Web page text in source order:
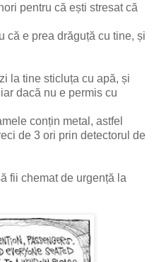
pentru că ești stresat că
că e prea drăguță cu tine, și
la tine sticluța cu apă, și
dacă nu e permis cu
conțin metal, astfel
de 3 ori prin detectorul de
fii chemat de urgență la